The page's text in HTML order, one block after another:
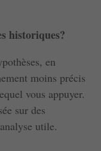
historiques?
en
moins précis
vous appuyer.
sur des
utile.